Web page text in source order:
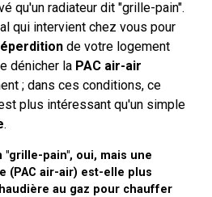
qu'un radiateur dit "grille-pain".
qui intervient chez vous pour
de votre logement
dénicher la PAC air-air
; dans ces conditions, ce
plus intéressant qu'un simple
.
pain", oui, mais une
(PAC air-air) est-elle plus
au gaz pour chauffer